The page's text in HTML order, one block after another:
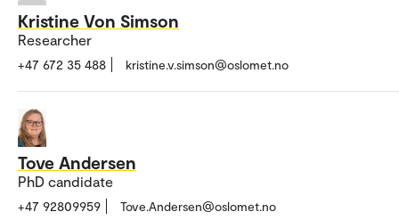
Kristine Von Simson
Researcher
+47 672 35 488 kristine.v.simson@oslomet.no
Tove Andersen
PhD candidate
+47 92809959 Tove.Andersen@oslomet.no